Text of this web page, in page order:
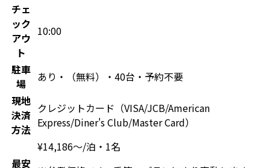
チェ
ック
アウ
ト
10:00
駐車
場
あり・（無料）・40台・予約不要
現地
決済
方法
クレジットカード（VISA/JCB/American
Express/Diner's Club/Master Card）
最安
¥14,186〜/泊・1名